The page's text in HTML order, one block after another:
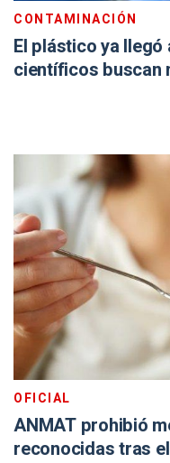
CONTAMINACIÓN
El plástico ya llegó
científicos buscan
OFICIAL
ANMAT prohibió
reconocidas tras